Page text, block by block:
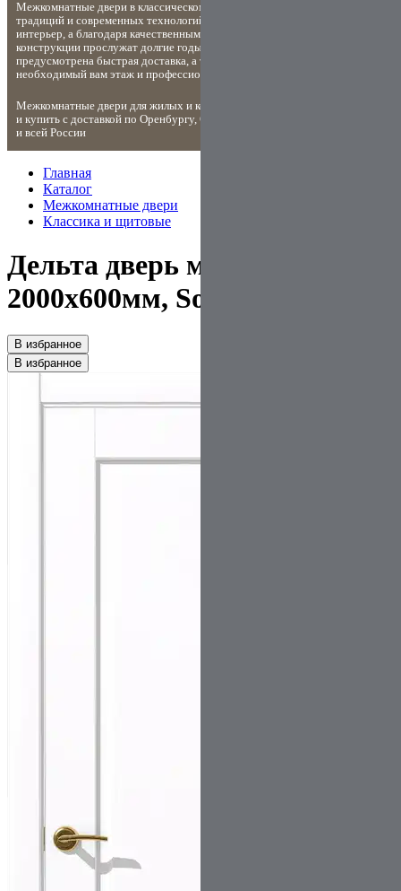
Межкомнатные двери в классическом стиле – идеальное сочетание
традиций и современных технологий. Они без труда впишутся в любой
интерьер, а благодаря качественным материалам и надёжной
конструкции прослужат долгие годы. Для вашего удобства
предусмотрена быстрая доставка, а также подъем дверей на
необходимый вам этаж и профессиональный монтаж.
Межкомнатные двери для жилых и коммерческих помещений, заказать
и купить с доставкой по Оренбургу Оренбургской области
и всей России
Главная
Каталог
Межкомнатные двери
Классика и щитовые
Дельта дверь межкомнатная
2000x600мм, Soft-touch белый
В избранное
В избранное